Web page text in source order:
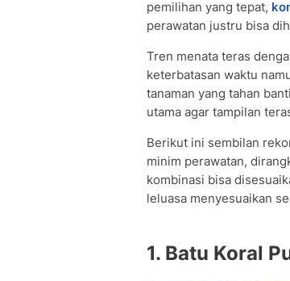
pemilihan yang tepat,
perawatan justru bisa
Tren menata teras
keterbatasan waktu
tanaman yang tahan
utama agar tampilan
Berikut ini sembilan
minim perawatan,
kombinasi bisa
leluasa menyesuaikan
1. Batu Koral